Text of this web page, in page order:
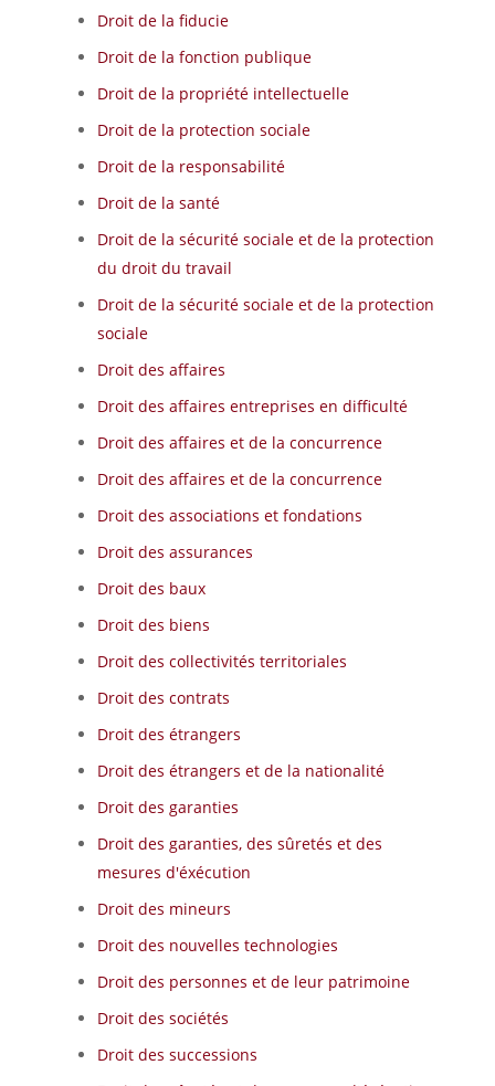
Droit de la fiducie
Droit de la fonction publique
Droit de la propriété intellectuelle
Droit de la protection sociale
Droit de la responsabilité
Droit de la santé
Droit de la sécurité sociale et de la protection
du droit du travail
Droit de la sécurité sociale et de la protection
sociale
Droit des affaires
Droit des affaires entreprises en difficulté
Droit des affaires et de la concurrence
Droit des affaires et de la concurrence
Droit des associations et fondations
Droit des assurances
Droit des baux
Droit des biens
Droit des collectivités territoriales
Droit des contrats
Droit des étrangers
Droit des étrangers et de la nationalité
Droit des garanties
Droit des garanties, des sûretés et des
mesures d'éxécution
Droit des mineurs
Droit des nouvelles technologies
Droit des personnes et de leur patrimoine
Droit des sociétés
Droit des successions